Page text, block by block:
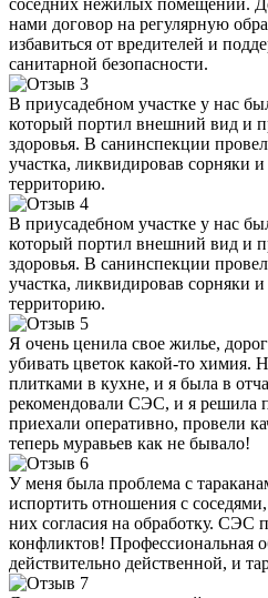
нами договор на регулярную
избавиться от вредителей и
санитарной безопасности.
В приусадебном участке у нас
который портил внешний вид и
здоровья. В санинспекции
участка, ликвидировав сорняки
территорию.
В приусадебном участке у нас
который портил внешний вид и
здоровья. В санинспекции
участка, ликвидировав сорняки
территорию.
Я очень ценила свое жилье,
убивать цветок какой-то химия.
плитками в кухне, и я была в
рекомендовали СЭС, и я решила
приехали оперативно, провели
теперь муравьев как не бывало!
У меня была проблема с
испортить отношения с
них согласия на обработку. СЭС
конфликтов! Профессиональная
действительно действенной, и